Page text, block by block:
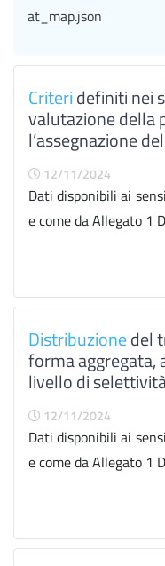
Criteridefiniti nei
valutazione della
l’assegnazione
12/11/2024
Dati disponibili ai
e come da Allegato 1
Distribuzionedel
forma aggregata,
livello di
12/11/2024
Dati disponibili ai
e come da Allegato 1
at_map.json